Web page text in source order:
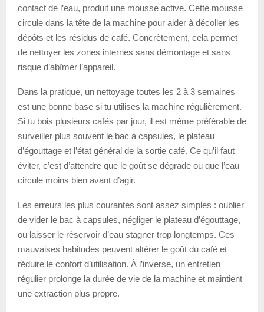
contact de l’eau, produit une mousse active. Cette mousse
circule dans la tête de la machine pour aider à décoller les
dépôts et les résidus de café. Concrètement, cela permet
de nettoyer les zones internes sans démontage et sans
risque d’abîmer l’appareil.
Dans la pratique, un nettoyage toutes les 2 à 3 semaines
est une bonne base si tu utilises la machine régulièrement.
Si tu bois plusieurs cafés par jour, il est même préférable de
surveiller plus souvent le bac à capsules, le plateau
d’égouttage et l’état général de la sortie café. Ce qu’il faut
éviter, c’est d’attendre que le goût se dégrade ou que l’eau
circule moins bien avant d’agir.
Les erreurs les plus courantes sont assez simples : oublier
de vider le bac à capsules, négliger le plateau d’égouttage,
ou laisser le réservoir d’eau stagner trop longtemps. Ces
mauvaises habitudes peuvent altérer le goût du café et
réduire le confort d’utilisation. À l’inverse, un entretien
régulier prolonge la durée de vie de la machine et maintient
une extraction plus propre.